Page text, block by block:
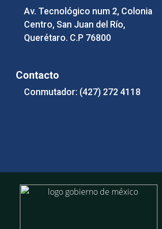
Av. Tecnológico num 2, Colonia
Centro, San Juan del Río,
Querétaro. C.P 76800
Contacto
Conmutador: (427) 272 4118